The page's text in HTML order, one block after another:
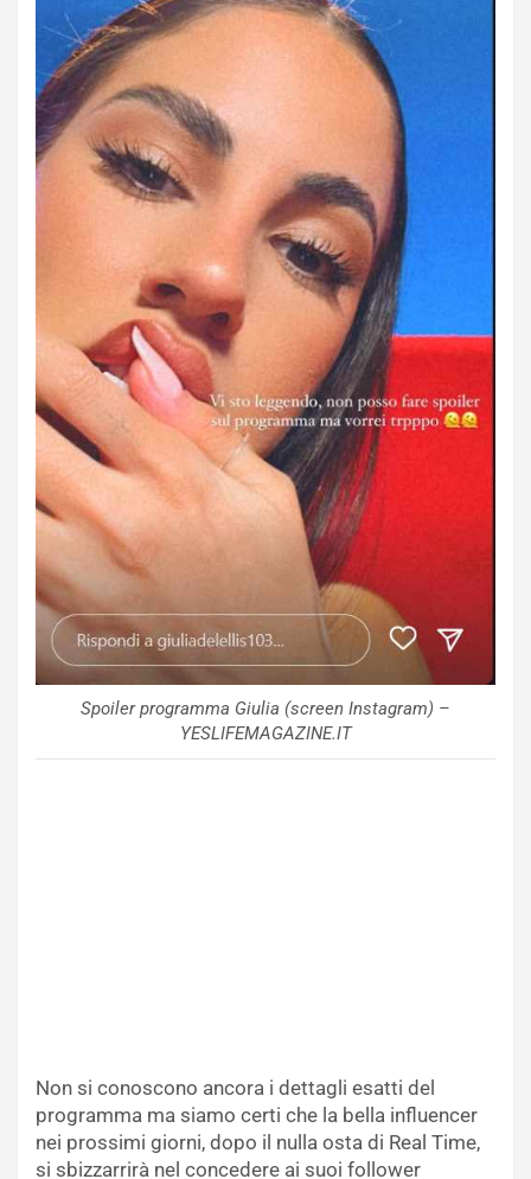
Spoiler programma Giulia (screen Instagram) –
YESLIFEMAGAZINE.IT
Non si conoscono ancora i dettagli esatti del
programma ma siamo certi che la bella influencer
nei prossimi giorni, dopo il nulla osta di Real Time,
si sbizzarrirà nel concedere ai suoi follower